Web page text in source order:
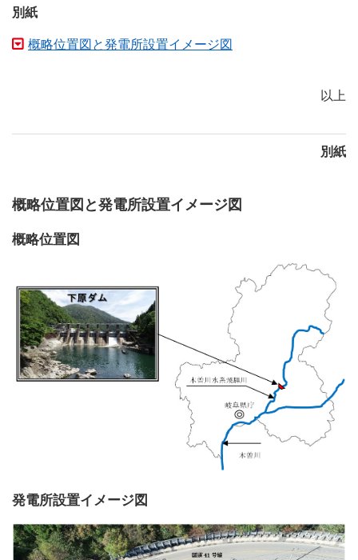
別紙
概略位置図と発電所設置イメージ図
以上
別紙
概略位置図と発電所設置イメージ図
概略位置図
発電所設置イメージ図